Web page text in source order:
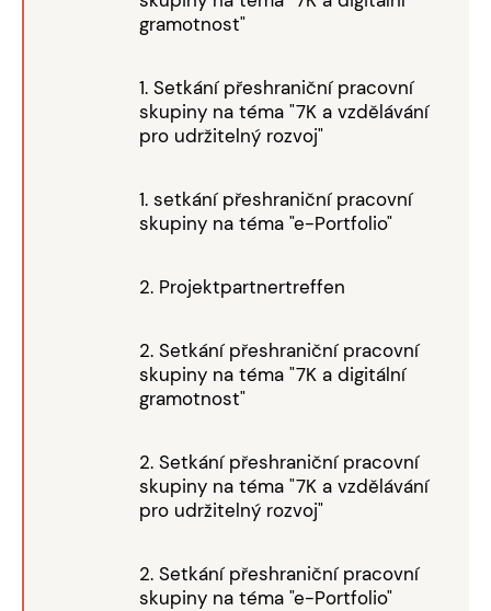
gramotnost"
1. Setkání přeshraniční pracovní
skupiny na téma "7K a vzdělávání
pro udržitelný rozvoj"
1. setkání přeshraniční pracovní
skupiny na téma "e-Portfolio"
2. Projektpartnertreffen
2. Setkání přeshraniční pracovní
skupiny na téma "7K a digitální
gramotnost"
2. Setkání přeshraniční pracovní
skupiny na téma "7K a vzdělávání
pro udržitelný rozvoj"
2. Setkání přeshraniční pracovní
skupiny na téma "e-Portfolio"